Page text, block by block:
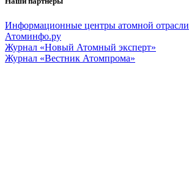
Информационные центры атомной отрасли
Атоминфо.ру
Журнал «Новый Атомный эксперт»
Журнал «Вестник Атомпрома»